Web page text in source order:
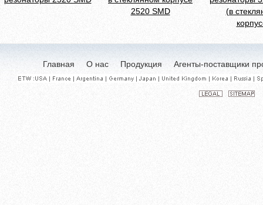
2520 SMD
(в
Главная О нас Продукция Агенты-поставщики